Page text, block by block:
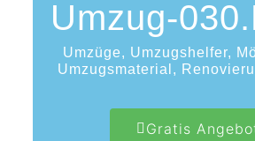
Umzug-
Umzüge, Umzugshelfer,
Umzugsmaterial,
Gratis